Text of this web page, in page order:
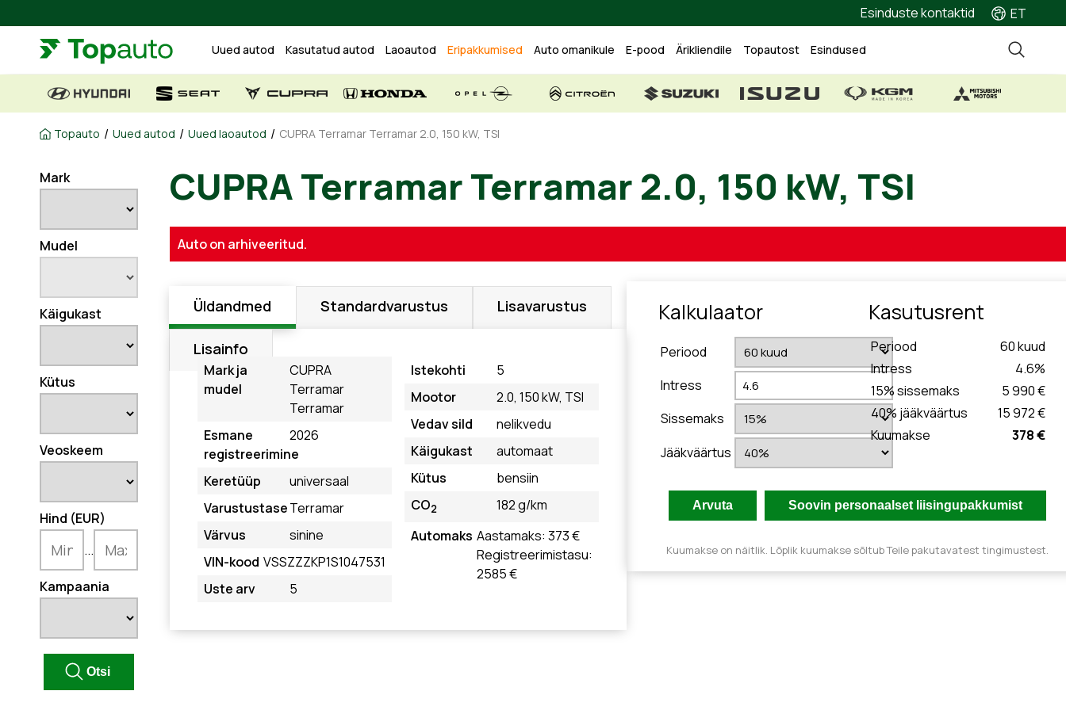
Esinduste kontaktid ET
Uued autod Kasutatud autod Laoautod Eripakkumised Auto omanikule E-pood Ärikliendile Topautost Esindused
Topauto / Uued autod / Uued laoautod / CUPRA Terramar Terramar 2.0, 150 kW, TSI
Mark
Mudel
Käigukast
Kütus
Veoskeem
Hind (EUR)
...
Kampaania
CUPRA Terramar Terramar 2.0, 150 kW, TSI
Auto on arhiveeritud.
Üldandmed Standardvarustus Lisavarustus
Lisainfo
Mark ja
mudel
CUPRA
Terramar
Terramar
Esmane
registreerimine
2026
Keretüüp
universaal
VarustustaseTerramar
Värvus
sinine
VIN-kood VSSZZZKP1S1047531
Uste arv
5
Istekohti
5
Mootor
2.0, 150 kW, TSI
Vedav sild
nelikvedu
Käigukast
automaat
Kütus
bensiin
CO2
182 g/km
Automaks Aastamaks: 373 €
Registreerimistasu:
2585 €
Kalkulaator
Periood
Intress
Sissemaks
Jääkväärtus
Kasutusrent
Periood 60kuud
Intress
4.6%
15% sissemaks
5 990 €
40% jääkväärtus
15 972 €
Kuumakse
378 €
Kuumakse on näitlik. Lõplik kuumakse sõltub Teile pakutavatest tingimustest.